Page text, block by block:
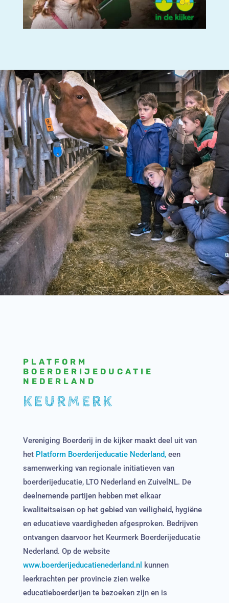
PLATFORM
BOERDERIJEDUCATIE
NEDERLAND
KEURMERK
Vereniging Boerderij in de kijker maakt deel uit van
het Platform Boerderijeducatie Nederland,een
samenwerking van regionale initiatieven van
boerderijeducatie, LTO Nederland en ZuivelNL. De
deelnemende partijen hebben met elkaar
kwaliteitseisen op het gebied van veiligheid, hygiëne
en educatieve vaardigheden afgesproken. Bedrijven
ontvangen daarvoor het Keurmerk Boerderijeducatie
Nederland. Op de website
www.boerderijeducatienederland.nl kunnen
leerkrachten per provincie zien welke
educatieboerderijen te bezoeken zijn en is